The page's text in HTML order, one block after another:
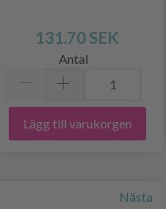
131.70 SEK
Antal
Lägg till varukorgen
Nästa